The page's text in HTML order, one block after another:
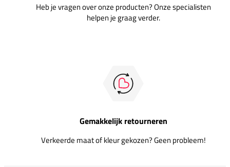
Heb je vragen over onze producten? Onze specialisten
helpen je graag verder.
Gemakkelijk retourneren
Verkeerde maat of kleur gekozen? Geen probleem!